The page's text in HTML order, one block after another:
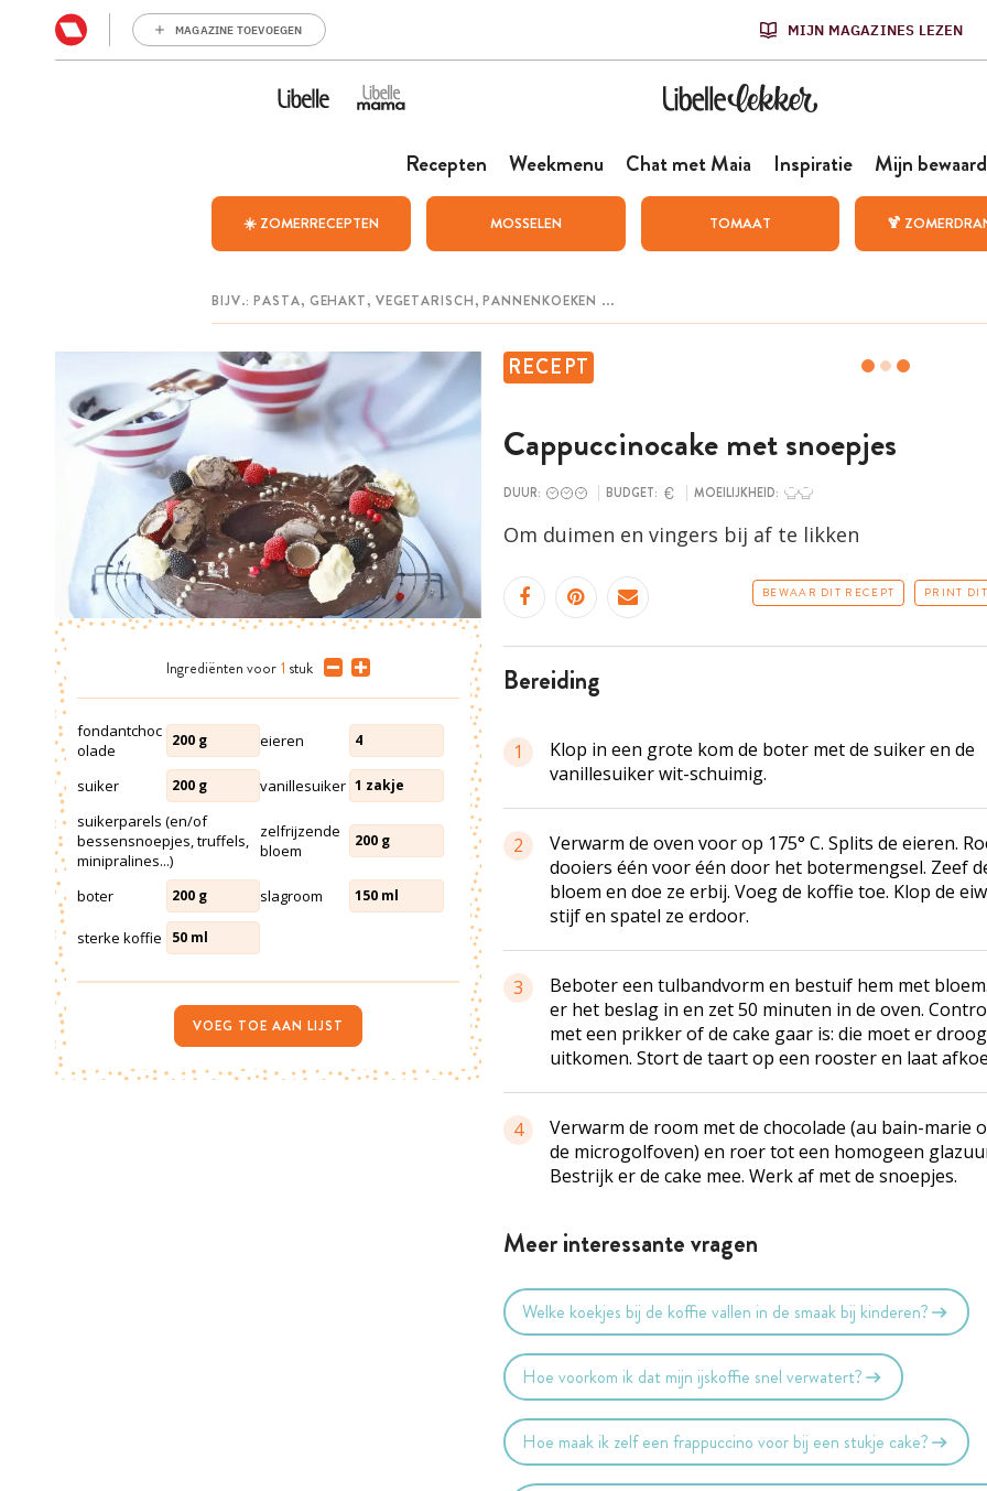
MAGAZINE TOEVOEGEN MIJN MAGAZINES LEZEN
Recepten Weekmenu Chat met Maia Inspiratie Mijn
☀️ ZOMERRECEPTEN MOSSELEN TOMAAT 🍹
RECEPT
Cappuccinocake met snoepjes
DUUR: BUDGET: MOEILIJKHEID:
Om duimen en vingers bij af te likken
BEWAAR DIT RECEPT PRINT
bereiding
1
Klop in een grote kom de boter met de suiker en de
vanillesuiker wit-schuimig.
2
Verwarm de oven voor op 175° C. Splits de eieren.
dooiers één voor één door het botermengsel. Zeef
bloem en doe ze erbij. Voeg de koffie toe. Klop de
stijf en spatel ze erdoor.
3
Beboter een tulbandvorm en bestuif hem met
er het beslag in en zet 50 minuten in de oven.
met een prikker of de cake gaar is: die moet er
uitkomen. Stort de taart op een rooster en laat
4
Verwarm de room met de chocolade (au bain-marie
de microgolfoven) en roer tot een homogeen
Bestrijk er de cake mee. Werk af met de snoepjes.
Meer interessante vragen
Welke koekjes bij de koffie vallen in de smaak bij kinderen?
Hoe voorkom ik dat mijn ijskoffie snel verwatert?
Hoe maak ik zelf een frappuccino voor bij een stukje cake?
Ingrediënten voor 1 stuk
fondantchoc
olade
200 g eieren 4
suiker 200 g vanillesuiker 1 zakje
suikerparels (en/of
bessensnoepjes, truffels,
minipralines...)
zelfrijzende
bloem
200 g
boter 200 g slagroom 150 ml
sterke koffie 50 ml
VOEG TOE AAN LIJST